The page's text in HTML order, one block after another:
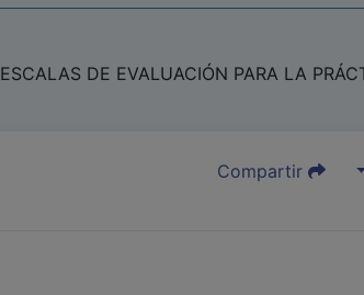
ESCALAS DE EVALUACIÓN PARA LA
Compartir